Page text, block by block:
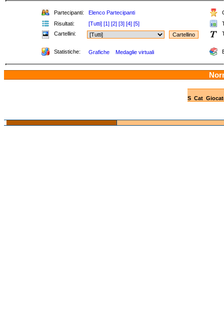
Partecipanti: Elenco Partecipanti
Risultati:
[Tutti] [1] [2] [3] [4] [5]
Cartellini:
Statistiche: Grafiche Medaglie virtuali
S Cat